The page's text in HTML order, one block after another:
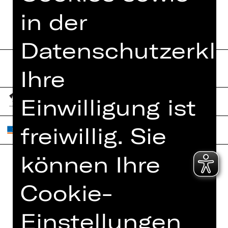
Spielplan
Künstler*innen
in der
Ihre
Einwilligung ist
freiwillig. Sie
können Ihre
Cookie-
Einstellungen